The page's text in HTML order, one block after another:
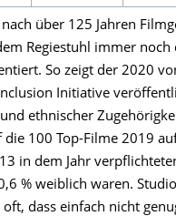
über 125 Jahren
Regiestuhl immer noch
So zeigt der 2020
Initiative
ethnischer
die 100 Top-Filme 2019
in dem Jahr
% weiblich waren.
dass einfach nicht